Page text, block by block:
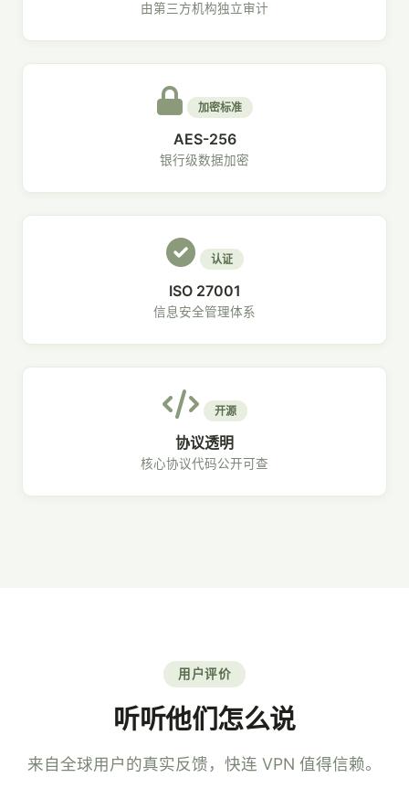
由第三方机构独立审计
加密标准
AES-256
银行级数据加密
认证
ISO 27001
信息安全管理体系
开源
协议透明
核心协议代码公开可查
用户评价
听听他们怎么说
来自全球用户的真实反馈，快连 VPN 值得信赖。